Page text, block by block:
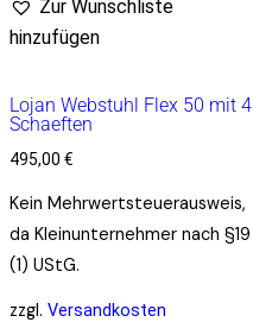
Zur Wunschliste
hinzufügen
Lojan Webstuhl Flex 50 mit 4
Schaeften
495,00 €
Kein Mehrwertsteuerausweis,
da Kleinunternehmer nach §19
(1) UStG.
zzgl. Versandkosten